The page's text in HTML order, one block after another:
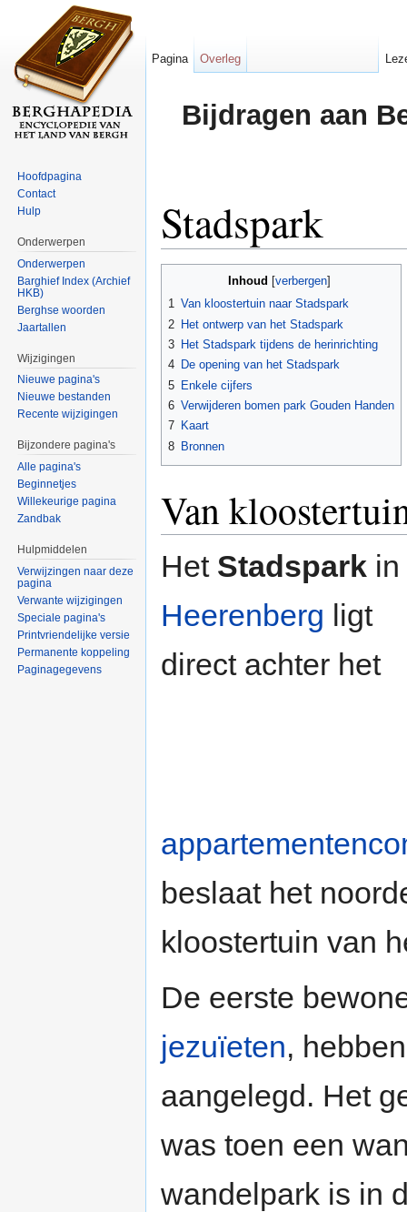
Bijdragen aan
Stadspark
Inhoud verbergen
1 Van kloostertuin naar Stadspark
2 Het ontwerp van het Stadspark
3 Het Stadspark tijdens de herinrichting
4 De opening van het Stadspark
5 Enkele cijfers
6 Verwijderen bomen park Gouden Handen
7 Kaart
8 Bronnen
Van
Het Stadspark in
Heerenberg ligt
direct achter het
beslaat het
kloostertuin van
De eerste
jezuïeten,
aangelegd. Het
was toen een
wandelpark is in
Pagina Overleg
Hoofdpagina
Contact
Hulp
Onderwerpen
Onderwerpen
Barghief Index (Archief
HKB)
Berghse woorden
Jaartallen
Wijzigingen
Nieuwe pagina's
Nieuwe bestanden
Recente wijzigingen
Bijzondere pagina's
Alle pagina's
Beginnetjes
Willekeurige pagina
Zandbak
Hulpmiddelen
Verwijzingen naar deze
pagina
Verwante wijzigingen
Speciale pagina's
Printvriendelijke versie
Permanente koppeling
Paginagegevens